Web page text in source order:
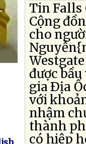
Tin Falls
Cộng
cho
được
gia Ðịa
với
nhậm
thành
có hiệp